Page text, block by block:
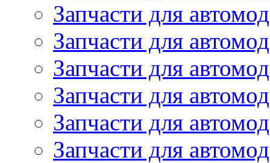
Запчасти для
Запчасти для
Запчасти для
Запчасти для
Запчасти для
Запчасти для